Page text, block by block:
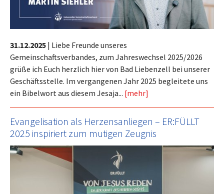
31.12.2025 | Liebe Freunde unseres
Gemeinschaftsverbandes, zum Jahreswechsel 2025/2026
grüße ich Euch herzlich hier von Bad Liebenzell bei unserer
Geschäftsstelle. Im vergangenen Jahr 2025 begleitete uns
ein Bibelwort aus diesem Jesaja... [mehr]
Evangelisation als Herzensanliegen – ER:FÜLLT
2025 inspiriert zum mutigen Zeugnis